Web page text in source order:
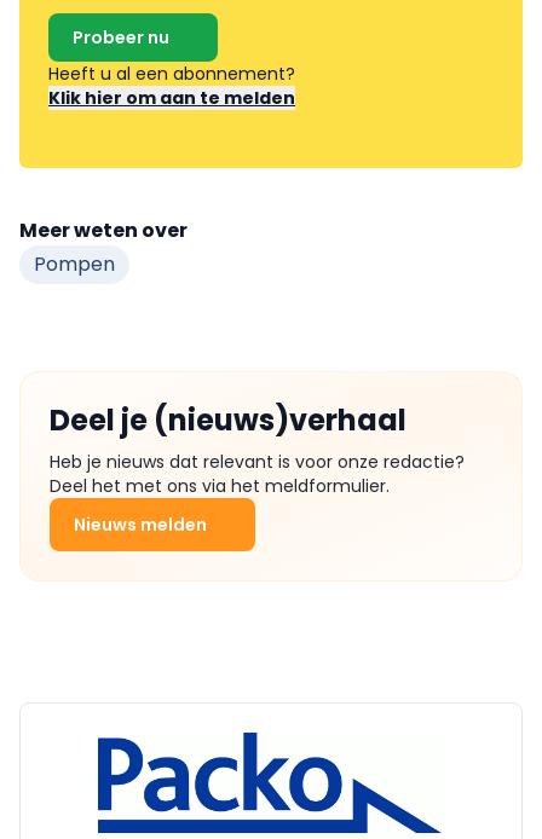
Probeer nu
Heeft u al een abonnement?
Klik hier om aan te melden
Meer weten over
Pompen
Deel je (nieuws)verhaal
Heb je nieuws dat relevant is voor onze redactie?
Deel het met ons via het meldformulier.
Nieuws melden